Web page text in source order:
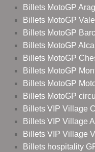
Billets MotoGP
Billets MotoGP
Billets MotoGP
Billets MotoGP
Billets MotoGP
Billets MotoGP
Billets MotoGP
Billets MotoGP
Billets VIP Village
Billets VIP Village
Billets VIP Village
Billets hospitality